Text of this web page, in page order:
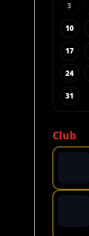
3
10
17
24
31
Club